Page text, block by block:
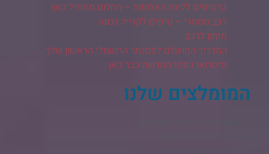
כרטיסים לליגת האלופות – החלום מתחיל כאן!
רכב מסחרי – טיפים לקנייה נכונה
מימון לרכב
המדריך המושלם לפסנתר החשמלי הראשון שלך
סיטרואן ג'מפי החדשה כבר כאן
המומלצים שלנו